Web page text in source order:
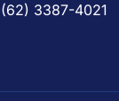
(62) 3387-4021